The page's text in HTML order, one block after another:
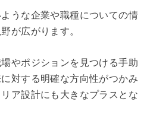
うな企業や職種についての情
が広がります。
やポジションを見つける手助
対する明確な方向性がつかみ
ア設計にも大きなプラスとな